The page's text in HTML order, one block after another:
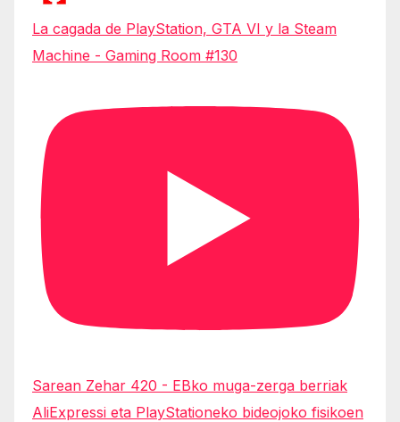
La cagada de PlayStation, GTA VI y la Steam
Machine - Gaming Room #130
Sarean Zehar 420 - EBko muga-zerga berriak
AliExpressi eta PlayStationeko bideojoko fisikoen